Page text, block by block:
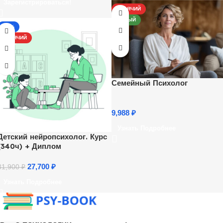
ГОРЯЧИЙ
НОВЫЙ
Семейный Психолог
9,988 ₽
-13%
ГОРЯЧИЙ
нейропсихолог. Курс
+ Диплом
₽ 27,700 ₽